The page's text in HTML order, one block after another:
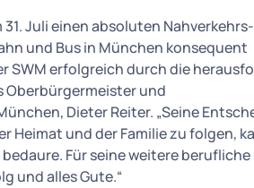
Juli einen absoluten
und Bus in München konsequent
erfolgreich durch die
Oberbürgermeister und
Dieter Reiter. „Seine
Heimat und der Familie zu folgen,
Für seine weitere
und alles Gute.“